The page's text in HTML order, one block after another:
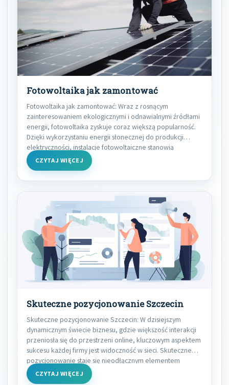
Fotowoltaika jak zamontować
Fotowoltaika jak zamontować: Wraz z rosnącym
zainteresowaniem ekologicznymi i odnawialnymi źródłami
energii, fotowoltaika zyskuje coraz większą popularność.
Dzięki wykorzystaniu energii słonecznej do produkcji
elektryczności, instalacje fotowoltaiczne stanowią
ekonomiczne i ekologiczne
CZYTAJ WIĘCEJ
Skuteczne pozycjonowanie Szczecin
Skuteczne pozycjonowanie Szczecin: W dzisiejszym
dynamicznym świecie biznesu, gdzie większość interakcji
przeniosła się do przestrzeni online, kluczowym aspektem
sukcesu każdej firmy jest widoczność w sieci. Skuteczne
pozycjonowanie staje się nieodłącznym elementem
CZYTAJ WIĘCEJ